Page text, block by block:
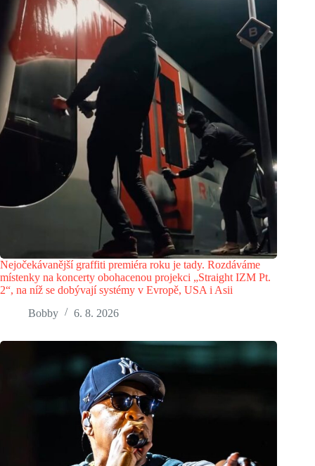
Nejočekávanější graffiti premiéra roku je tady. Rozdáváme
místenky na koncerty obohacenou projekci „Straight IZM Pt.
2“, na níž se dobývají systémy v Evropě, USA i Asii
Bobby
6. 8. 2026